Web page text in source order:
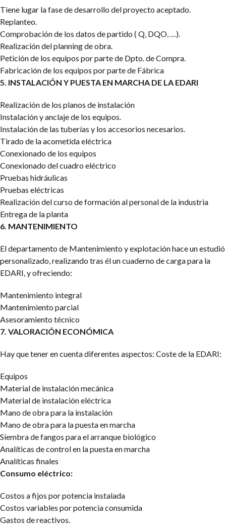
Tiene lugar la fase de desarrollo del proyecto aceptado.
Replanteo.
Comprobación de los datos de partido ( Q, DQO, …).
Realización del planning de obra.
Petición de los equipos por parte de Dpto. de Compra.
Fabricación de los equipos por parte de Fábrica
5. INSTALACIÓN Y PUESTA EN MARCHA DE LA EDARI
Realización de los planos de instalación
Instalación y anclaje de los equipos.
Instalación de las tuberías y los accesorios necesarios.
Tirado de la acometida eléctrica
Conexionado de los equipos
Conexionado del cuadro eléctrico
Pruebas hidráulicas
Pruebas eléctricas
Realización del curso de formación al personal de la industria
Entrega de la planta
6. MANTENIMIENTO
El departamento de Mantenimiento y explotación hace un estudió
personalizado, realizando tras él un cuaderno de carga para la
EDARI, y ofreciendo:
Mantenimiento integral
Mantenimiento parcial
Asesoramiento técnico
7. VALORACIÓN ECONÓMICA
Hay que tener en cuenta diferentes aspectos: Coste de la EDARI:
Equipos
Material de instalación mecánica
Material de instalación eléctrica
Mano de obra para la instalación
Mano de obra para la puesta en marcha
Siembra de fangos para el arranque biológico
Analíticas de control en la puesta en marcha
Analíticas finales
Consumo eléctrico:
Costos a fijos por potencia instalada
Costos variables por potencia consumida
Gastos de reactivos.